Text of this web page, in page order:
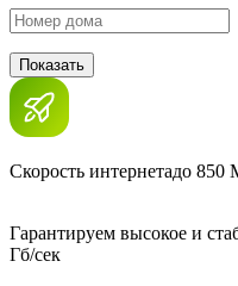
Показать
Скорость интернетадо 850
Гарантируем высокое и
Гб/сек